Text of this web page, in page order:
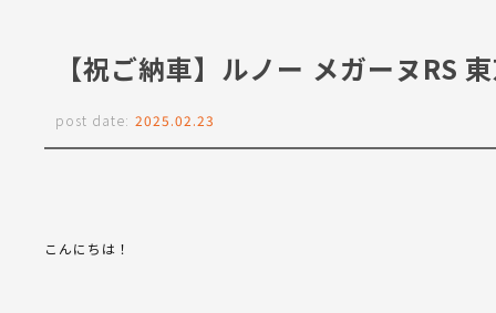
【祝ご納車】ルノー メガーヌRS
post date: 2025.02.23
こんにちは！